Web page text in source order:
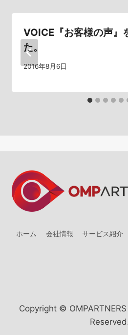
ョ
ン
VOICE『お客様の声』
た。
2016年8月6日
ホーム 会社情報 サービス紹介
Copyright ©